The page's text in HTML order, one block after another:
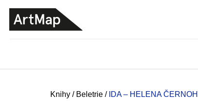
Domů
Knihy / Beletrie / IDA –⁠⁠⁠⁠⁠⁠ HELENA
ZPĚT
DO
OBCHODU
ZPĚT
DO
OBCHODU